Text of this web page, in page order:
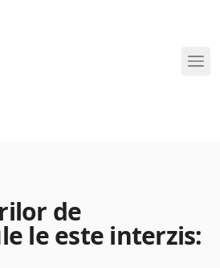
de
le este interzis: